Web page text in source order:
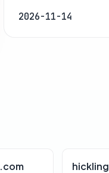
2026-11-14